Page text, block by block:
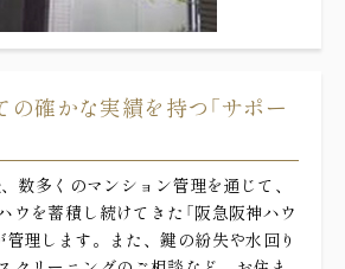
の確かな実績を持つ「サポー
数多くのマンション管理を通じて、
ウを蓄積し続けてきた「阪急阪神ハウ
管理します。また、鍵の紛失や水回り